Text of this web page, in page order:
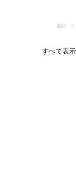
すべて表示